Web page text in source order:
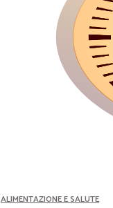
Ricette
Ricette
Ricette
Ricette
Ricette
ALIMENTAZIONE E SALUTE